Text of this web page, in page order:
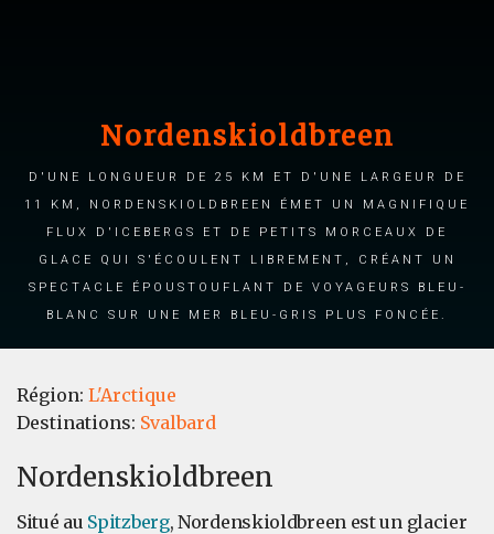
Nordenskioldbreen
D'une longueur de 25 km et d'une largeur de
11 km, Nordenskioldbreen émet un magnifique
flux d'icebergs et de petits morceaux de
glace qui s'écoulent librement, créant un
spectacle époustouflant de voyageurs bleu-
blanc sur une mer bleu-gris plus foncée.
Région: L'Arctique
Destinations: Svalbard
Nordenskioldbreen
Situé au Spitzberg, Nordenskioldbreen est un glacier